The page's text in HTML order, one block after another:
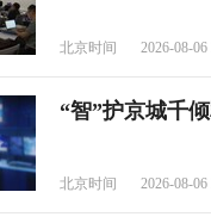
北京时间 2026-08-06
“智”护京城千
北京时间 2026-08-06